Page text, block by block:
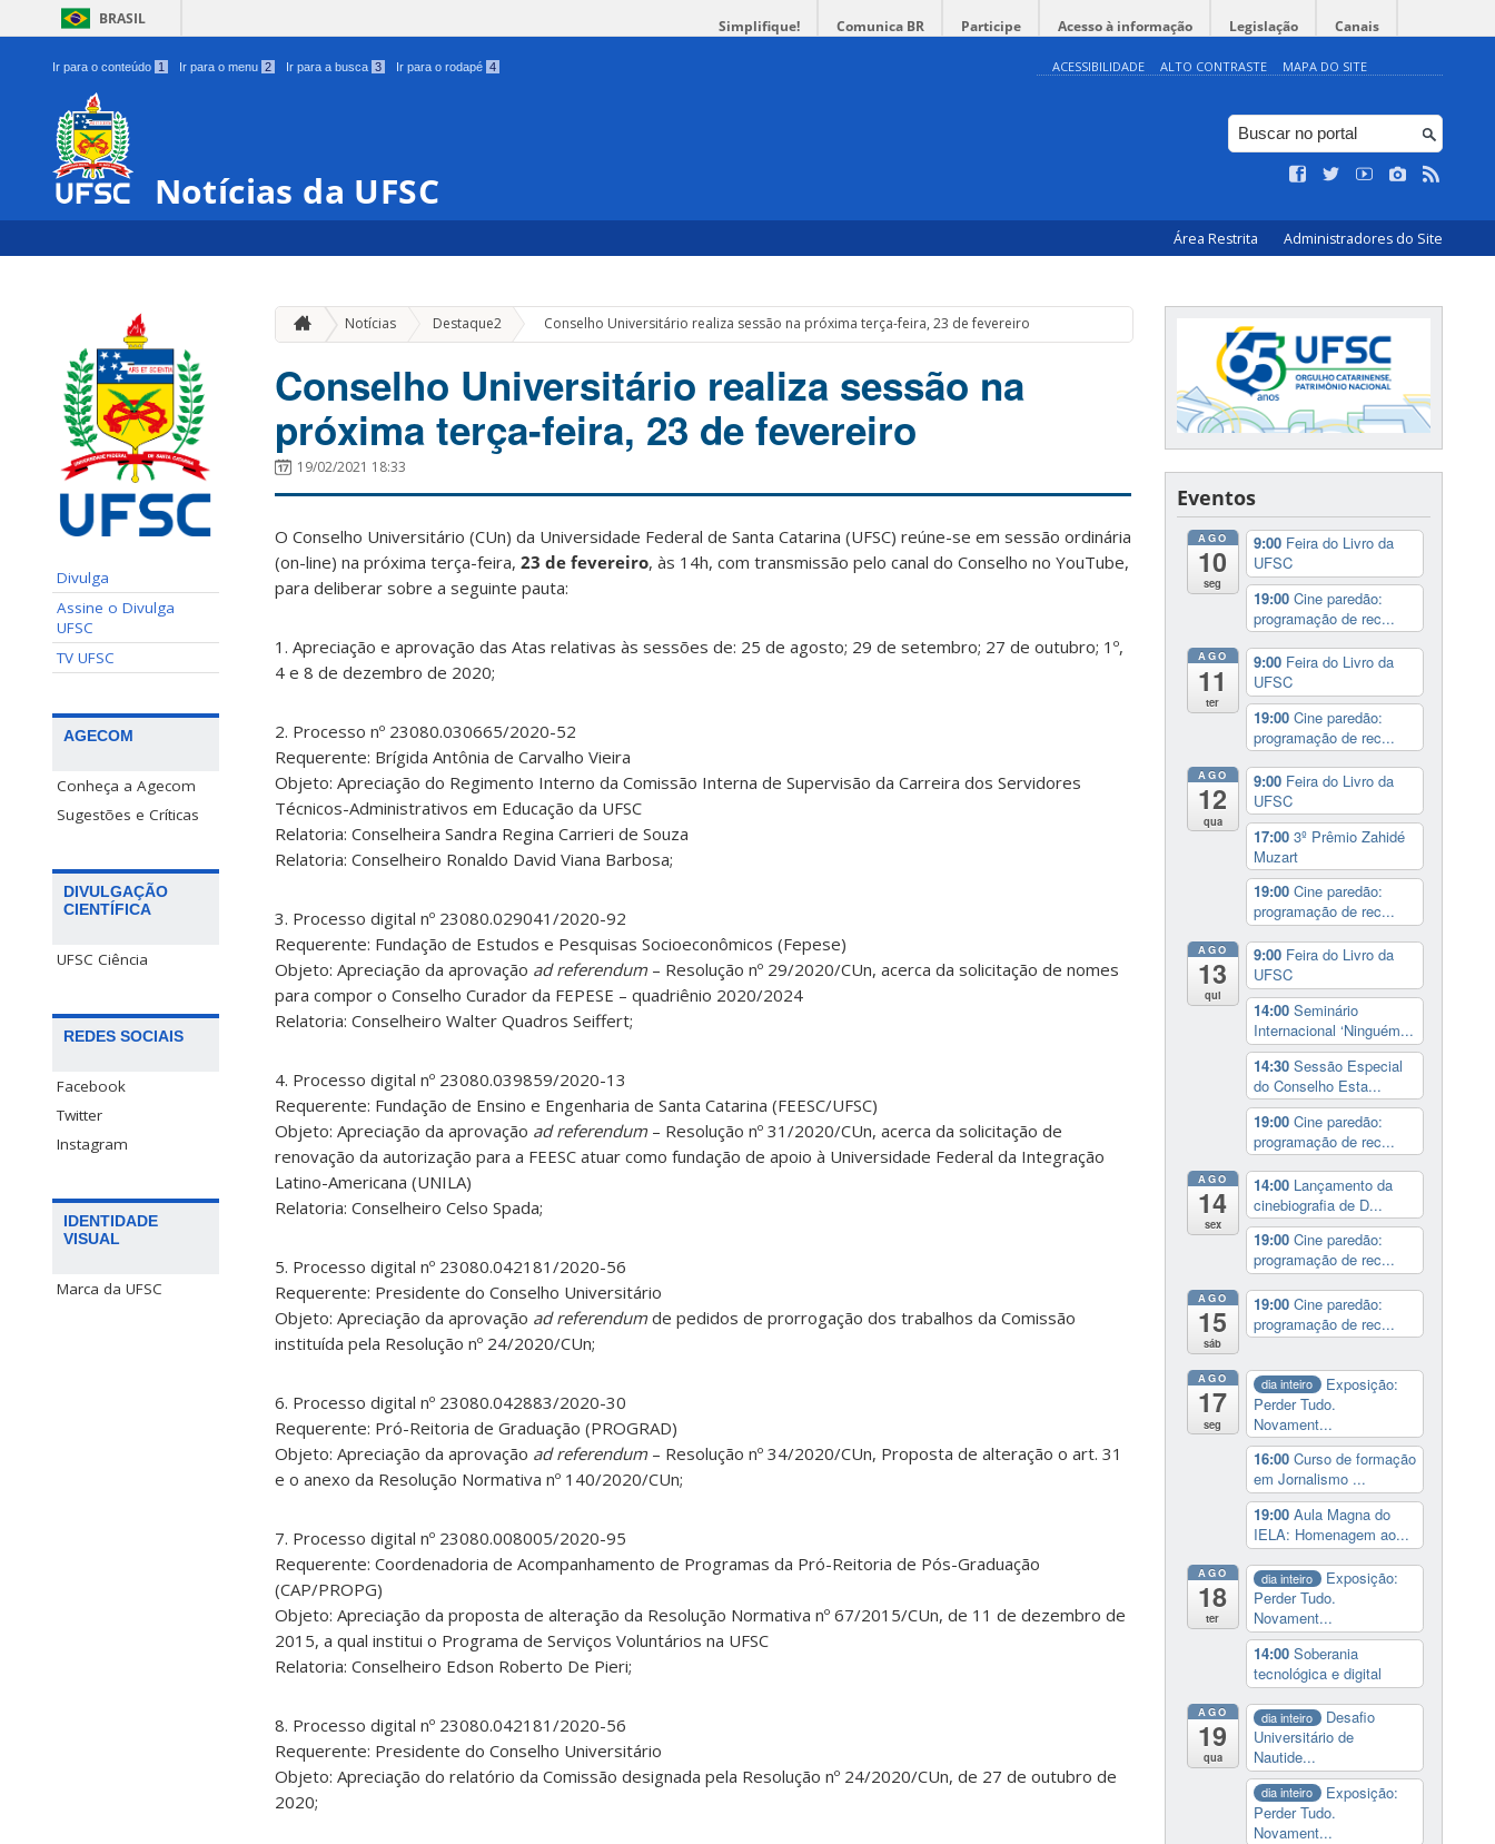
BRASIL Simplifique! Comunica BR Participe Acesso à informação Legislação Canais
Ir para o conteúdo 1 Ir para o menu 2 Ir para a busca 3 Ir para o rodapé 4 ACESSIBILIDADE ALTO CONTRASTE MAPA DO SITE
Notícias da UFSC
Área Restrita Administradores do Site
Divulga
Assine o Divulga
UFSC
TV UFSC
AGECOM
Conheça a Agecom
Sugestões e Críticas
DIVULGAÇÃO
CIENTÍFICA
UFSC Ciência
REDES SOCIAIS
Facebook
Twitter
Instagram
IDENTIDADE
VISUAL
Marca da UFSC
Notícias Destaque2 » Conselho Universitário realiza sessão na próxima terça-feira, 23 de fevereiro
Conselho Universitário realiza sessão na
próxima terça-feira, 23 de fevereiro
19/02/2021 18:33
O Conselho Universitário (CUn) da Universidade Federal de Santa Catarina (UFSC) reúne-se em sessão ordinária
(on-line) na próxima terça-feira, 23 de fevereiro, às 14h, com transmissão pelo canal do Conselho no YouTube,
para deliberar sobre a seguinte pauta:
1. Apreciação e aprovação das Atas relativas às sessões de: 25 de agosto; 29 de setembro; 27 de outubro; 1º,
4 e 8 de dezembro de 2020;
2. Processo nº 23080.030665/2020-52
Requerente: Brígida Antônia de Carvalho Vieira
Objeto: Apreciação do Regimento Interno da Comissão Interna de Supervisão da Carreira dos Servidores
Técnicos-Administrativos em Educação da UFSC
Relatoria: Conselheira Sandra Regina Carrieri de Souza
Relatoria: Conselheiro Ronaldo David Viana Barbosa;
3. Processo digital nº 23080.029041/2020-92
Requerente: Fundação de Estudos e Pesquisas Socioeconômicos (Fepese)
Objeto: Apreciação da aprovação ad referendum – Resolução nº 29/2020/CUn, acerca da solicitação de nomes
para compor o Conselho Curador da FEPESE – quadriênio 2020/2024
Relatoria: Conselheiro Walter Quadros Seiffert;
4. Processo digital nº 23080.039859/2020-13
Requerente: Fundação de Ensino e Engenharia de Santa Catarina (FEESC/UFSC)
Objeto: Apreciação da aprovação ad referendum – Resolução nº 31/2020/CUn, acerca da solicitação de
renovação da autorização para a FEESC atuar como fundação de apoio à Universidade Federal da Integração
Latino-Americana (UNILA)
Relatoria: Conselheiro Celso Spada;
5. Processo digital nº 23080.042181/2020-56
Requerente: Presidente do Conselho Universitário
Objeto: Apreciação da aprovação ad referendum de pedidos de prorrogação dos trabalhos da Comissão
instituída pela Resolução nº 24/2020/CUn;
6. Processo digital nº 23080.042883/2020-30
Requerente: Pró-Reitoria de Graduação (PROGRAD)
Objeto: Apreciação da aprovação ad referendum – Resolução nº 34/2020/CUn, Proposta de alteração o art. 31
e o anexo da Resolução Normativa nº 140/2020/CUn;
7. Processo digital nº 23080.008005/2020-95
Requerente: Coordenadoria de Acompanhamento de Programas da Pró-Reitoria de Pós-Graduação
(CAP/PROPG)
Objeto: Apreciação da proposta de alteração da Resolução Normativa nº 67/2015/CUn, de 11 de dezembro de
2015, a qual institui o Programa de Serviços Voluntários na UFSC
Relatoria: Conselheiro Edson Roberto De Pieri;
8. Processo digital nº 23080.042181/2020-56
Requerente: Presidente do Conselho Universitário
Objeto: Apreciação do relatório da Comissão designada pela Resolução nº 24/2020/CUn, de 27 de outubro de
2020;
Eventos
AGO
10
seg
9:00 Feira do Livro da
UFSC
19:00 Cine paredão:
programação de rec...
AGO
11
ter
9:00 Feira do Livro da
UFSC
19:00 Cine paredão:
programação de rec...
AGO
12
qua
9:00 Feira do Livro da
UFSC
17:00 3º Prêmio Zahidé
Muzart
19:00 Cine paredão:
programação de rec...
AGO
13
qui
9:00 Feira do Livro da
UFSC
14:00 Seminário
Internacional ‘Ninguém...
14:30 Sessão Especial
do Conselho Esta...
19:00 Cine paredão:
programação de rec...
AGO
14
sex
14:00 Lançamento da
cinebiografia de D...
19:00 Cine paredão:
programação de rec...
AGO
15
sáb
19:00 Cine paredão:
programação de rec...
AGO
17
seg
dia inteiro
Exposição:
Perder Tudo.
Novament...
16:00 Curso de formação
em Jornalismo ...
19:00 Aula Magna do
IELA: Homenagem ao...
AGO
18
ter
dia inteiro
Exposição:
Perder Tudo.
Novament...
14:00 Soberania
tecnológica e digital
AGO
19
qua
dia inteiro
Desafio
Universitário de
Nautide...
dia inteiro
Exposição:
Perder Tudo.
Novament...